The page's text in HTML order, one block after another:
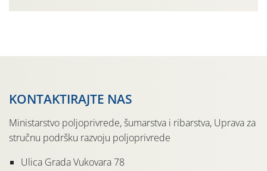
KONTAKTIRAJTE NAS
Ministarstvo poljoprivrede, šumarstva i ribarstva, Uprava za
stručnu podršku razvoju poljoprivrede
Ulica Grada Vukovara 78